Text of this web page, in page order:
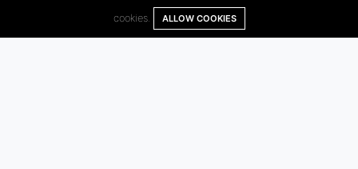
cookies. ALLOW COOKIES